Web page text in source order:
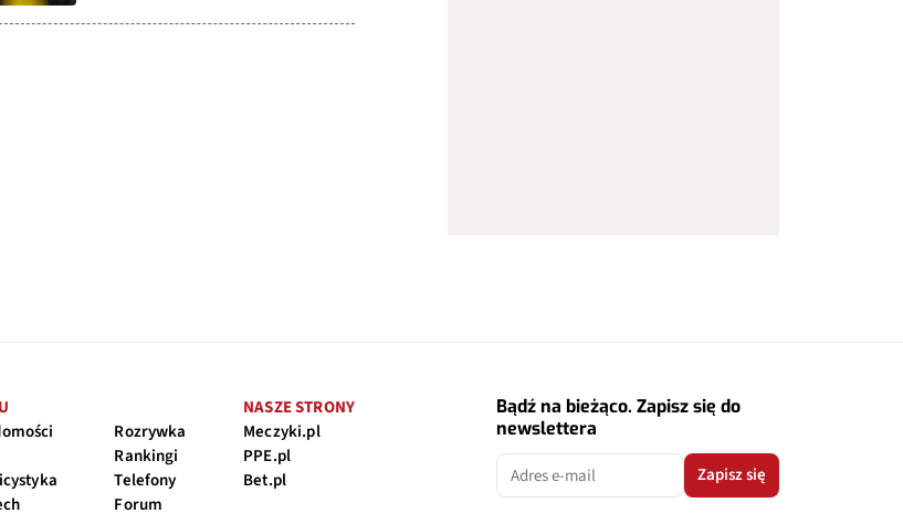
Rozrywka
Rankingi
Telefony
Forum
NASZE STRONY
Meczyki.pl
PPE.pl
Bet.pl
Bądź na bieżąco. Zapisz się do
newslettera
Zapisz się